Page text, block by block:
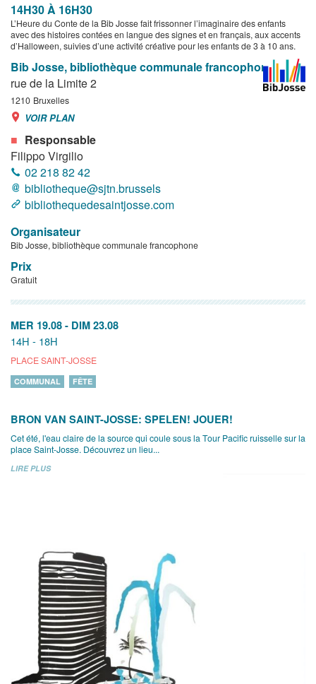
14H30 À 16H30
L’Heure du Conte de la Bib Josse fait frissonner l’imaginaire des enfants
avec des histoires contées en langue des signes et en français, aux accents
d’Halloween, suivies d’une activité créative pour les enfants de 3 à 10 ans.
Bib Josse, bibliothèque communale francophone
rue de la Limite 2
1210 Bruxelles
VOIR PLAN
Responsable
Filippo Virgilio
02 218 82 42
bibliotheque@sjtn.brussels
bibliothequedesaintjosse.com
Organisateur
Bib Josse, bibliothèque communale francophone
Prix
Gratuit
MER 19.08 - DIM 23.08
14H - 18H
PLACE SAINT-JOSSE
COMMUNAL FÊTE
BRON VAN SAINT-JOSSE: SPELEN! JOUER!
Cet été, l'eau claire de la source qui coule sous la Tour Pacific ruisselle sur la
place Saint-Josse. Découvrez un lieu...
LIRE PLUS